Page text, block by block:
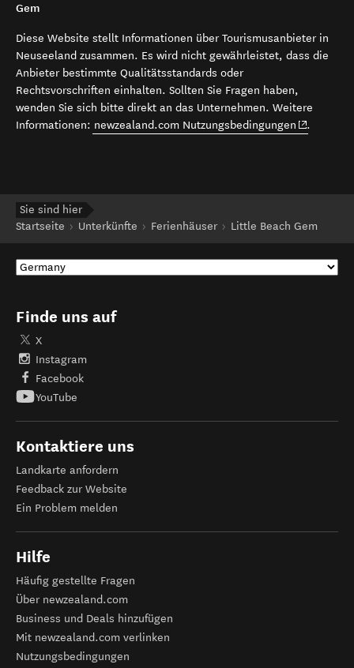
Gem
Diese Website stellt Informationen über Tourismusanbieter in
Neuseeland zusammen. Es wird nicht gewährleistet, dass die
Anbieter bestimmte Qualitätsstandards oder
Rechtsvorschriften einhalten. Sollten Sie Fragen haben,
wenden Sie sich bitte direkt an das Unternehmen. Weitere
Informationen: newzealand.com Nutzungsbedingungen (opens in
.
Sie sind hier
Startseite
Unterkünfte Ferienhäuser Little Beach Gem
Finde uns auf
X
Instagram
Facebook
YouTube
Kontaktiere uns
Landkarte anfordern
Feedback zur Website
Ein Problem melden
Hilfe
Häufig gestellte Fragen
Über newzealand.com
Business und Deals hinzufügen
Mit newzealand.com verlinken
Nutzungsbedingungen